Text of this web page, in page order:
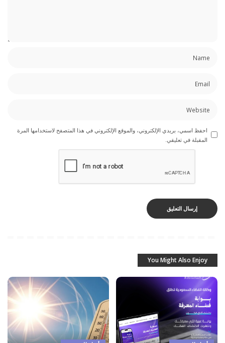
احفظ اسمي، بريدي الإلكتروني، والموقع الإلكتروني في هذا المتصفح لاستخدامها المرة
المقبلة في تعليقي.
You Might Also Enjoy